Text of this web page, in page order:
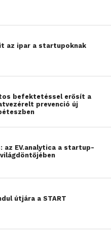
állította
a
a körét,
és
szerzett
az ipar a startupoknak
befektetéssel erősít a
prevenció új
az EV.analytica a startup-
útjára a START